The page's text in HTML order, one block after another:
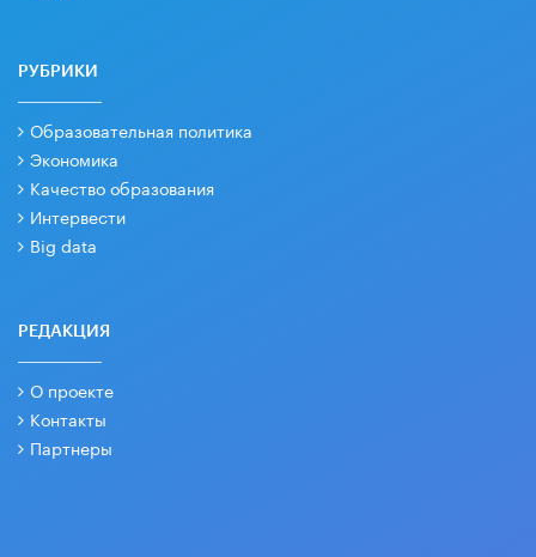
РУБРИКИ
Образовательная политика
Экономика
Качество образования
Интервести
Big data
РЕДАКЦИЯ
О проекте
Контакты
Партнеры